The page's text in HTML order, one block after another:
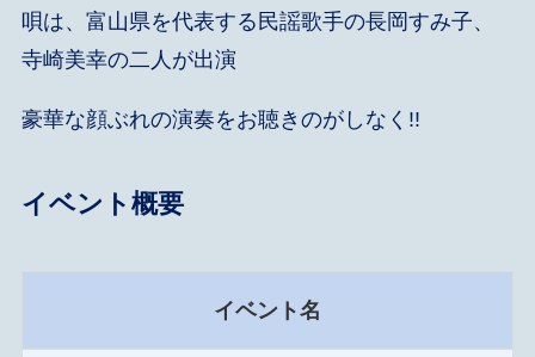
唄は、富山県を代表する民謡歌手の長岡すみ子、
寺崎美幸の二人が出演
豪華な顔ぶれの演奏をお聴きのがしなく!!
イベント概要
イベント名